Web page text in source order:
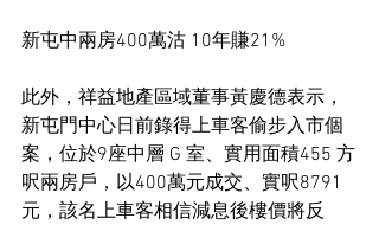
新屯中兩房400萬沽 10年賺21%
此外，祥益地產區域董事黃慶德表示，
新屯門中心日前錄得上車客偷步入市個
案，位於9座中層 G 室、實用面積455 方
呎兩房戶，以400萬元成交、實呎8791
元，該名上車客相信減息後樓價將反